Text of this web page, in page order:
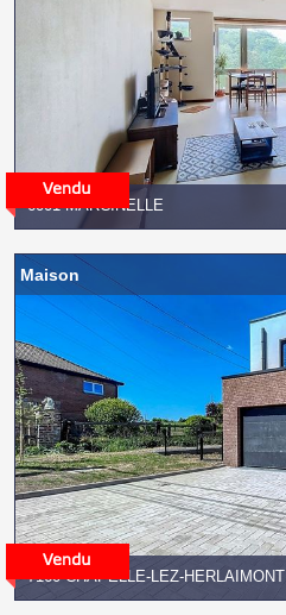
6001 MARCINELLE
7160 CHAPELLE-LEZ-HERLAIMONT
Maison